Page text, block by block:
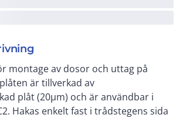
montage av dosor och uttag på
är tillverkad av
plåt (20µm) och är användbar i
Hakas enkelt fast i trådstegens sida